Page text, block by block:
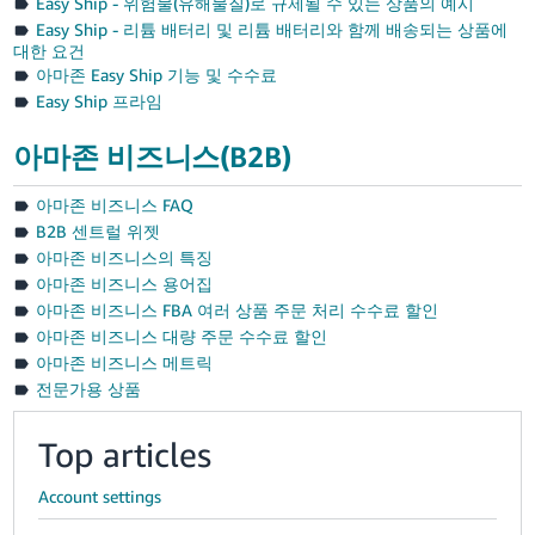
Easy Ship - 리튬 배터리 및 리튬 배터리와 함께 배송되는 상품에
대한 요건
아마존 Easy Ship 기능 및 수수료
Easy Ship 프라임
아마존 비즈니스(B2B)
아마존 비즈니스 FAQ
B2B 센트럴 위젯
아마존 비즈니스의 특징
아마존 비즈니스 용어집
아마존 비즈니스 FBA 여러 상품 주문 처리 수수료 할인
아마존 비즈니스 대량 주문 수수료 할인
아마존 비즈니스 메트릭
전문가용 상품
Top articles
Account settings